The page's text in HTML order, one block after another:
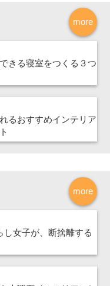
more
きる寝室をつくる３つ
るおすすめインテリア
more
し女子が、断捨離する